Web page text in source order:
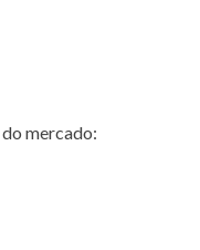
mercado: